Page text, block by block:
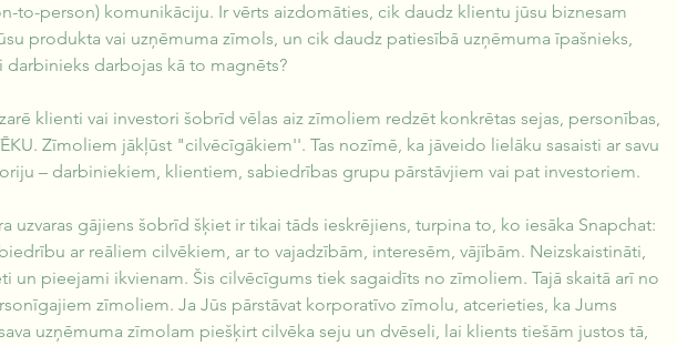
to-person) komunikāciju. Ir vērts aizdomāties, cik daudz klientu jūsu biznesam
produkta vai uzņēmuma zīmols, un cik daudz patiesībā uzņēmuma īpašnieks,
darbinieks darbojas kā to magnēts?
klienti vai investori šobrīd vēlas aiz zīmoliem redzēt konkrētas sejas, personības,
Zīmoliem jākļūst "cilvēcīgākiem''. Tas nozīmē, ka jāveido lielāku sasaisti ar savu
– darbiniekiem, klientiem, sabiedrības grupu pārstāvjiem vai pat investoriem.
uzvaras gājiens šobrīd šķiet ir tikai tāds ieskrējiens, turpina to, ko iesāka Snapchat:
ar reāliem cilvēkiem, ar to vajadzībām, interesēm, vājībām. Neizskaistināti,
un pieejami ikvienam. Šis cilvēcīgums tiek sagaidīts no zīmoliem. Tajā skaitā arī no
zīmoliem. Ja Jūs pārstāvat korporatīvo zīmolu, atcerieties, ka Jums
uzņēmuma zīmolam piešķirt cilvēka seju un dvēseli, lai klients tiešām justos tā,